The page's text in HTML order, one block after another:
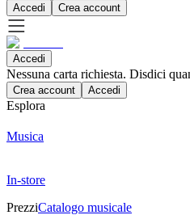
Accedi Crea account
Accedi
Nessuna carta richiesta. Disdici
Crea account Accedi
Esplora
Musica
In-store
PrezziCatalogo musicale